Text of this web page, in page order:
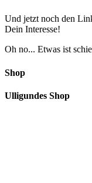
Und jetzt noch den
Dein Interesse!
Oh no... Etwas ist
Shop
Ulligundes Shop